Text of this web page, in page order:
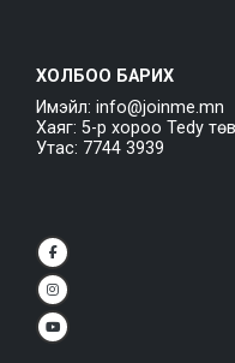
ХОЛБОО БАРИХ
Имэйл: info@joinme.mn
Хаяг: 5-р хороо Tedy
Утас: 7744 3939